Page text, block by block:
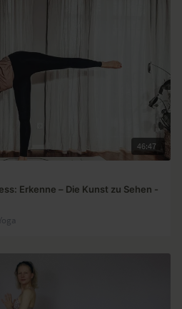
46:47
Erkenne – Die Kunst zu Sehen -